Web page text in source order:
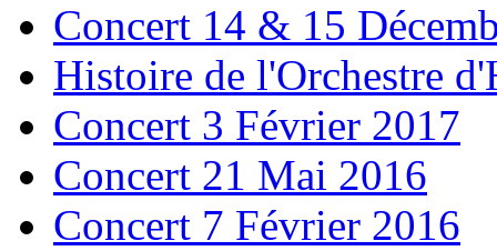
Concert 14 & 15
Histoire de l'Orchestre
Concert 3 Février 2017
Concert 21 Mai 2016
Concert 7 Février 2016